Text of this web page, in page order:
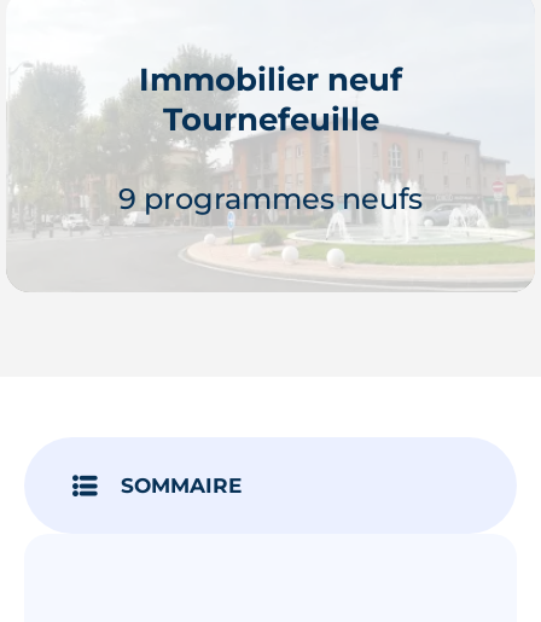
Je découvre
Immobilier neuf
Tournefeuille
9 programmes neufs
SOMMAIRE